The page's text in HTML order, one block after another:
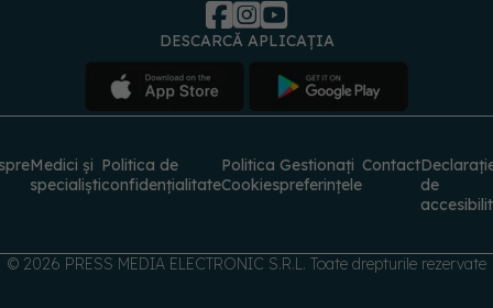
Medici și Politica de
Politica Gestionați Contact